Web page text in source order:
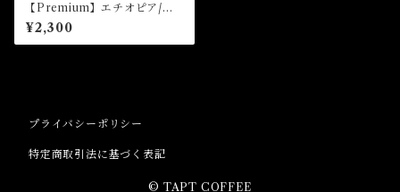
【Premium】エチオピア/ベ
ンチ・マジ ゲシャ・カルマチ
農園 G1 カーボニックマセレー
ション（100g）
¥2,300
プライバシーポリシー
特定商取引法に基づく表記
© TAPT COFFEE